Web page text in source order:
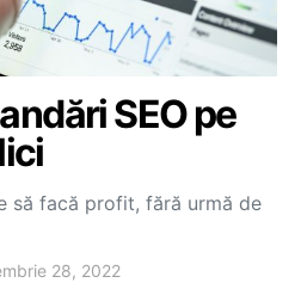
SEO pe
să facă profit, fără urmă de
28, 2022